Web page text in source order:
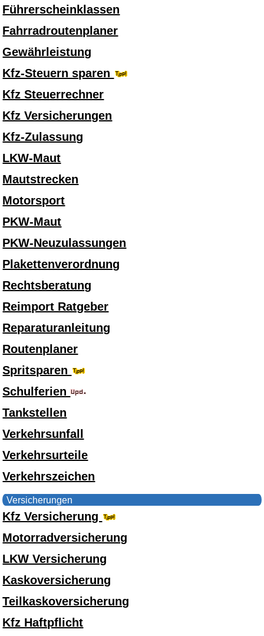
Führerscheinklassen
Fahrradroutenplaner
Gewährleistung
Kfz-Steuern sparen
Kfz Steuerrechner
Kfz Versicherungen
Kfz-Zulassung
LKW-Maut
Mautstrecken
Motorsport
PKW-Maut
PKW-Neuzulassungen
Plakettenverordnung
Rechtsberatung
Reimport Ratgeber
Reparaturanleitung
Routenplaner
Spritsparen
Schulferien
Tankstellen
Verkehrsunfall
Verkehrsurteile
Verkehrszeichen
Versicherungen
Kfz Versicherung
Motorradversicherung
LKW Versicherung
Kaskoversicherung
Teilkaskoversicherung
Kfz Haftpflicht